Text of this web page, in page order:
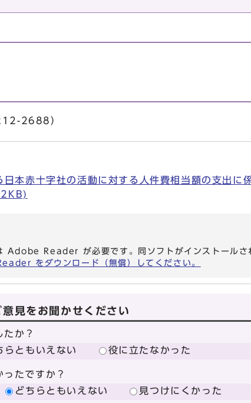
2688）
日本赤十字社の活動に対する人件費相当額の支出に
Adobe Reader が必要です。同ソフトがインストールさ
をダウンロード（無償）してください。
見をお聞かせください
か？
らともいえない 役に立たなかった
たですか？
どちらともいえない 見つけにくかった